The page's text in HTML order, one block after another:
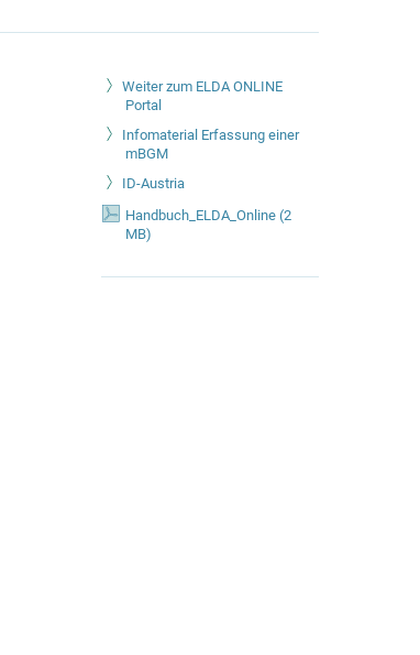
Weiter zum ELDA ONLINE
Portal
Infomaterial Erfassung einer
mBGM
ID-Austria
Handbuch_ELDA_Online (2
MB)